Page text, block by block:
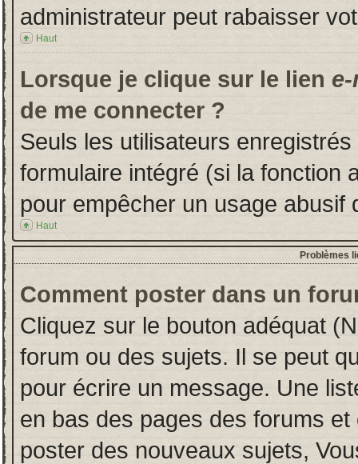
administrateur peut rabaisser
Haut
Lorsque je clique sur le lien
de me connecter ?
Seuls les utilisateurs
formulaire intégré (si la fonction
pour empêcher un usage abusif
Haut
Problèmes
Comment poster dans un
Cliquez sur le bouton adéquat
forum ou des sujets. Il se peut
pour écrire un message. Une
en bas des pages des forums
poster des nouveaux sujets,